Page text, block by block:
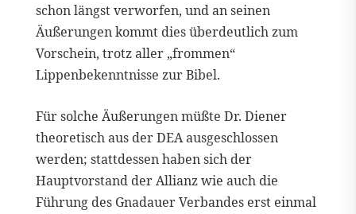
schon längst verworfen, und an seinen
Äußerungen kommt dies überdeutlich zum
Vorschein, trotz aller „frommen“
Lippenbekenntnisse zur Bibel.
Für solche Äußerungen müßte Dr. Diener
theoretisch aus der DEA ausgeschlossen
werden; stattdessen haben sich der
Hauptvorstand der Allianz wie auch die
Führung des Gnadauer Verbandes erst einmal